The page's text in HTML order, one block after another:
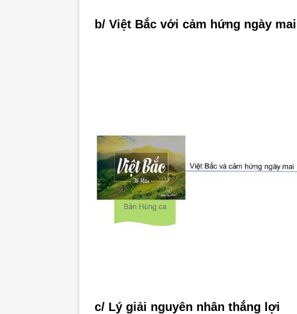
b/ Việt Bắc với cảm hứng ngày mai
c/ Lý giải nguyên nhân thắng lợi